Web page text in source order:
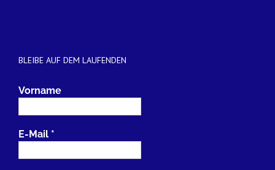
BLEIBE AUF DEM LAUFENDEN
Vorname
E-Mail *